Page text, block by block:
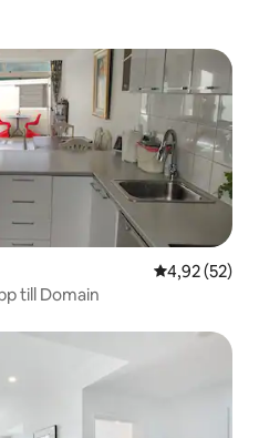
4,92 av 5 i
4,92 (52)
till Domain